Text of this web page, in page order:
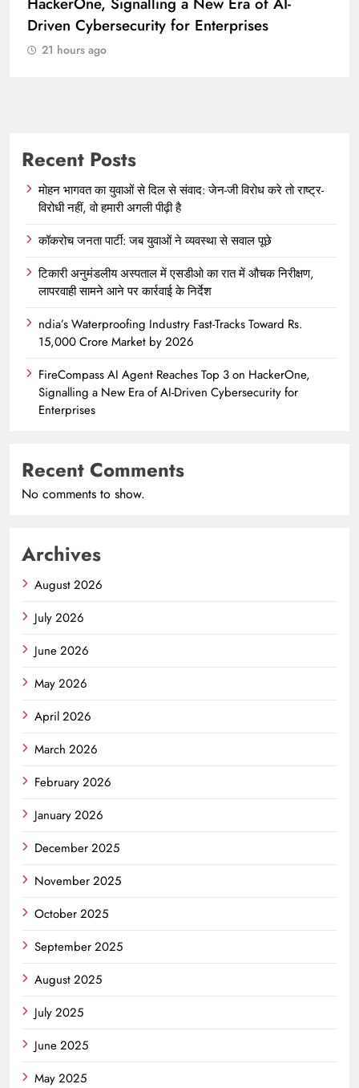
Driven Cybersecurity for Enterprises
21 hours ago
Recent Posts
मोहन भागवत का युवाओं से दिल से संवाद: जेन-जी विरोध करे तो राष्ट्र-
विरोधी नहीं, वो हमारी अगली पीढ़ी है
कॉकरोच जनता पार्टी: जब युवाओं ने व्यवस्था से सवाल पूछे
टिकारी अनुमंडलीय अस्पताल में एसडीओ का रात में औचक निरीक्षण,
लापरवाही सामने आने पर कार्रवाई के निर्देश
ndia’s Waterproofing Industry Fast-Tracks Toward Rs.
15,000 Crore Market by 2026
FireCompass AI Agent Reaches Top 3 on HackerOne,
Signalling a New Era of AI-Driven Cybersecurity for
Enterprises
Recent Comments
No comments to show.
Archives
August 2026
July 2026
June 2026
May 2026
April 2026
March 2026
February 2026
January 2026
December 2025
November 2025
October 2025
September 2025
August 2025
July 2025
June 2025
May 2025